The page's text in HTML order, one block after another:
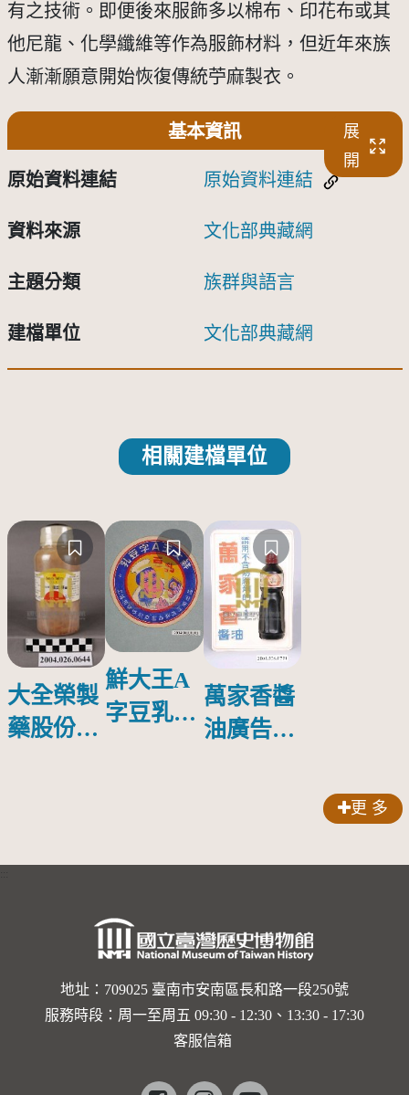
有之技術。即便後來服飾多以棉布、印花布或其
他尼龍、化學纖維等作為服飾材料，但近年來族
人漸漸願意開始恢復傳統苧麻製衣。
基本資訊
展
開
原始資料連結 原始資料連結
資料來源 文化部典藏網
主題分類 族群與語言
建檔單位 文化部典藏網
相關建檔單位
大全榮製
藥股份有
鮮大王A
字豆乳罐
萬家香醬
油廣告塑
更 多
地址：709025 臺南市安南區長和路一段250號
服務時段：周一至周五 09:30 - 12:30、13:30 - 17:30
客服信箱